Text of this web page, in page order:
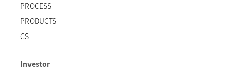
PROCESS
PRODUCTS
CS
Investor